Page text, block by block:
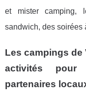
et mister camping,
sandwich, des soirées
Les campings de
activités
partenaires